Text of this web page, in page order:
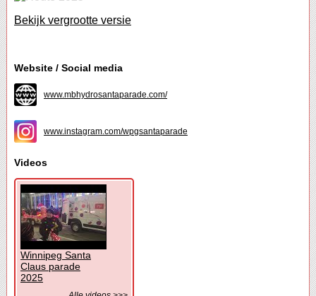
Bekijk vergrootte versie
Website / Social media
www.mbhydrosantaparade.com/
www.instagram.com/wpgsantaparade
Videos
Winnipeg Santa
Claus parade
2025